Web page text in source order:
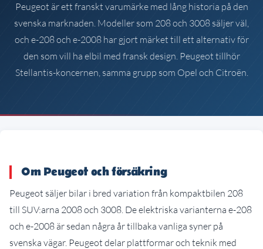
Peugeot är ett franskt varumärke med lång historia på den
svenska marknaden. Modeller som 208 och 3008 säljer väl,
och e-208 och e-2008 har gjort märket till ett alternativ för
den som vill ha elbil med fransk design. Peugeot tillhör
Stellantis-koncernen, samma grupp som Opel och Citroën.
Om Peugeot och försäkring
Peugeot säljer bilar i bred variation från kompaktbilen 208
till SUV:arna 2008 och 3008. De elektriska varianterna e-208
och e-2008 är sedan några år tillbaka vanliga syner på
svenska vägar. Peugeot delar plattformar och teknik med